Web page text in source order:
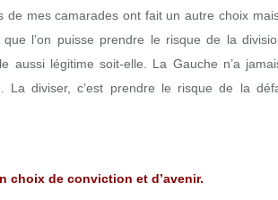
de mes camarades ont fait un autre choix
l’on puisse prendre le risque de la
aussi légitime soit-elle. La Gauche n’a
La diviser, c’est prendre le risque de la
choix de conviction et d’avenir.